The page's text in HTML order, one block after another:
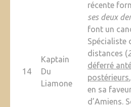
14
Kaptain
Du
Liamone
récente
ses deux
font un
Spécialiste
distances (
déferré
postérieurs
en sa
d’Amiens.